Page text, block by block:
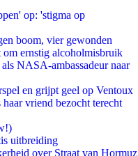
op: 'stigma op
boom, vier gewonden
ernstig alcoholmisbruik
NASA-ambassadeur naar
en grijpt geel op Ventoux
vriend bezocht terecht
uitbreiding
over Straat van Hormuz